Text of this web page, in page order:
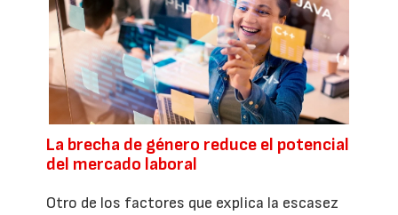
La brecha de género reduce el potencial
del mercado laboral
Otro de los factores que explica la escasez